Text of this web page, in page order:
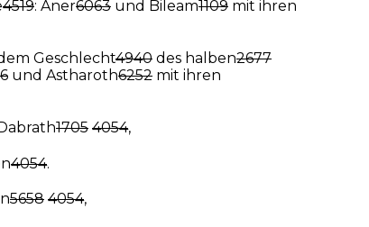
4519: Aner6063 und Bileam1109 mit ihren
Geschlecht4940 des halben2677
und Astharoth6252 mit ihren
1705 4054,
4054.
5658 4054,